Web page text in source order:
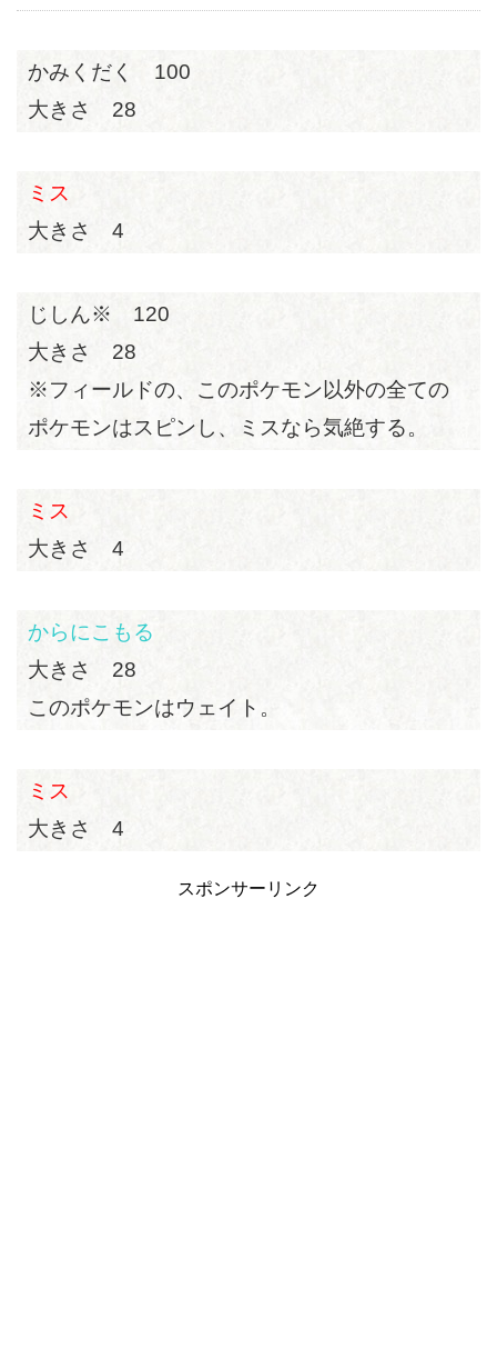
かみくだく 100
大きさ 28
ミス
大きさ 4
じしん※ 120
大きさ 28
※フィールドの、このポケモン以外の全ての
ポケモンはスピンし、ミスなら気絶する。
ミス
大きさ 4
からにこもる
大きさ 28
このポケモンはウェイト。
ミス
大きさ 4
スポンサーリンク